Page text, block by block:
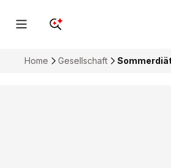
Home Gesellschaft